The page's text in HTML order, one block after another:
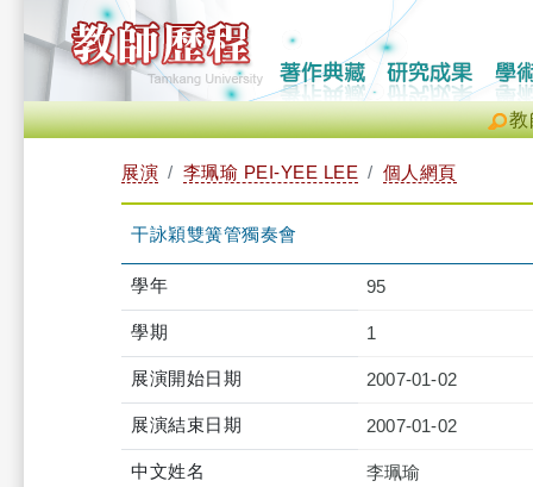
教
展演 李珮瑜 PEI-YEE LEE 個人網頁
干詠穎雙簧管獨奏會
學年 95
學期 1
展演開始日期 2007-01-02
展演結束日期 2007-01-02
中文姓名 李珮瑜